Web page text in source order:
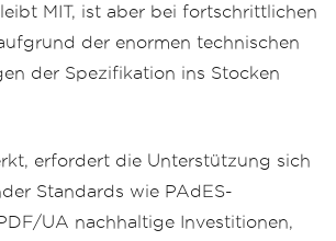
MIT, ist aber bei fortschrittlichen
der enormen technischen
der Spezifikation ins Stocken
erfordert die Unterstützung sich
Standards wie PAdES-
UA nachhaltige Investitionen,